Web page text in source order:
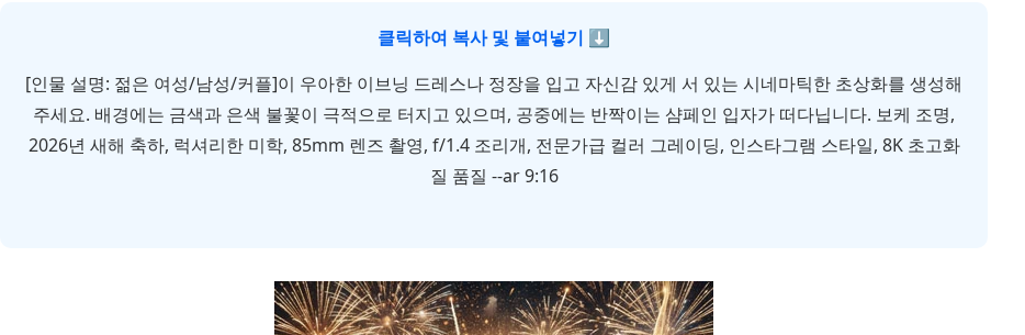
클릭하여 복사 및 붙여넣기 ⬇
[인물 설명: 젊은 여성/남성/커플]이 우아한 이브닝 드레스나 정장을 입고 자신감 있게 서 있는 시네마틱한 초상화를 생성해
주세요. 배경에는 금색과 은색 불꽃이 극적으로 터지고 있으며, 공중에는 반짝이는 샴페인 입자가 떠다닙니다. 보케 조명,
2026년 새해 축하, 럭셔리한 미학, 85mm 렌즈 촬영, f/1.4 조리개, 전문가급 컬러 그레이딩, 인스타그램 스타일, 8K 초고화
질 품질 --ar 9:16